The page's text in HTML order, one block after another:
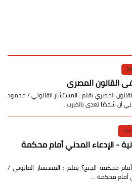
القانون المصري
المصري بقلم : المستشار القانوني / محمود
أن شخصًا تعدى بالضرب…
- الإدعاء المدني أمام محكمة
محكمة الجنح؟ بقلم : المستشار القانوني /
أمام محكمة …